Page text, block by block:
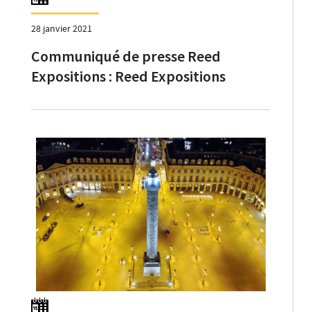
28 janvier 2021
Communiqué de presse Reed
Expositions : Reed Expositions
à leur partenariat sur Bijorhca Paris